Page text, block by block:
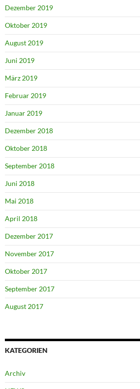
Dezember 2019
Oktober 2019
August 2019
Juni 2019
März 2019
Februar 2019
Januar 2019
Dezember 2018
Oktober 2018
September 2018
Juni 2018
Mai 2018
April 2018
Dezember 2017
November 2017
Oktober 2017
September 2017
August 2017
KATEGORIEN
Archiv